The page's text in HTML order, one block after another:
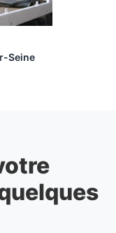
Seine